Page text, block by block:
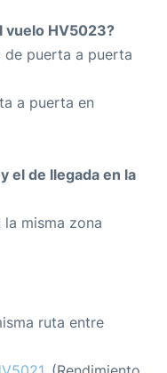
vuelo HV5023?
puerta a puerta
a puerta en
el de llegada en la
misma zona
ruta entre